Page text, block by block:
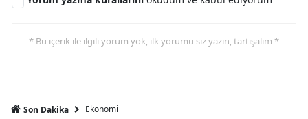
* Bu içerik ile ilgili yorum yok, ilk yorumu siz yazın, tartışalım *
Son Dakika Ekonomi